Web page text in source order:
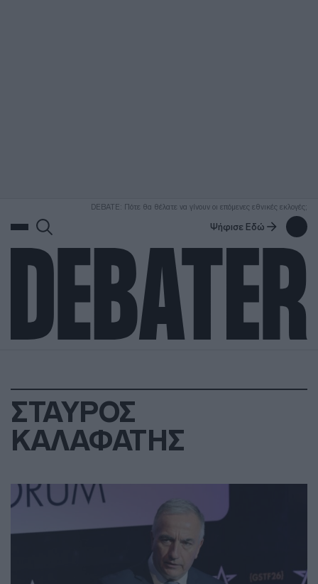
DEBATE: Πότε θα θέλατε να γίνουν οι επόμενες εθνικές εκλογές;
Ψήφισε Εδώ
ΣΤΑΥΡΟΣ
ΚΑΛΑΦΑΤΗΣ